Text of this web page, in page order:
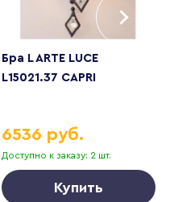
Бра L ARTE LUCE
L15021.37 CAPRI
Доступно к заказу: 2 шт.
6536 руб.
Купить